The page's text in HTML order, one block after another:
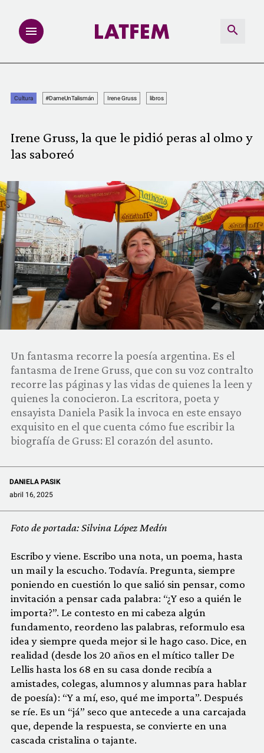
MULTIMEDIA
LATFEMLAB.
PRODUCTOS
COMUNIDAD
QUIÉNES SOMOS
Cultura #DameUnTalismán Irene Gruss libros
Irene Gruss, la que le pidió peras al olmo y
las saboreó
Un fantasma recorre la poesía argentina. Es el
fantasma de Irene Gruss, que con su voz contralto
recorre las páginas y las vidas de quienes la leen y
quienes la conocieron. La escritora, poeta y
ensayista Daniela Pasik la invoca en este ensayo
exquisito en el que cuenta cómo fue escribir la
biografía de Gruss: El corazón del asunto.
DANIELA PASIK
abril 16, 2025
Foto de portada: Silvina López Medín
Escribo y viene. Escribo una nota, un poema, hasta
un mail y la escucho. Todavía. Pregunta, siempre
poniendo en cuestión lo que salió sin pensar, como
invitación a pensar cada palabra: “¿Y eso a quién le
importa?”. Le contesto en mi cabeza algún
fundamento, reordeno las palabras, reformulo esa
idea y siempre queda mejor si le hago caso. Dice, en
realidad (desde los 20 años en el mítico taller De
Lellis hasta los 68 en su casa donde recibía a
amistades, colegas, alumnos y alumnas para hablar
de poesía): “Y a mí, eso, qué me importa”. Después
se ríe. Es un “já” seco que antecede a una carcajada
que, depende la respuesta, se convierte en una
cascada cristalina o tajante.